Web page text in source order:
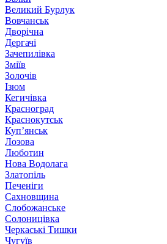
Великий Бурлук
Вовчанськ
Дворічна
Дергачі
Зачепилівка
Зміїв
Золочів
Ізюм
Кегичівка
Красноград
Краснокутськ
Куп’янськ
Лозова
Люботин
Нова Водолага
Златопіль
Печеніги
Сахновщина
Слобожанське
Солоницівка
Черкаські Тишки
Чугуїв